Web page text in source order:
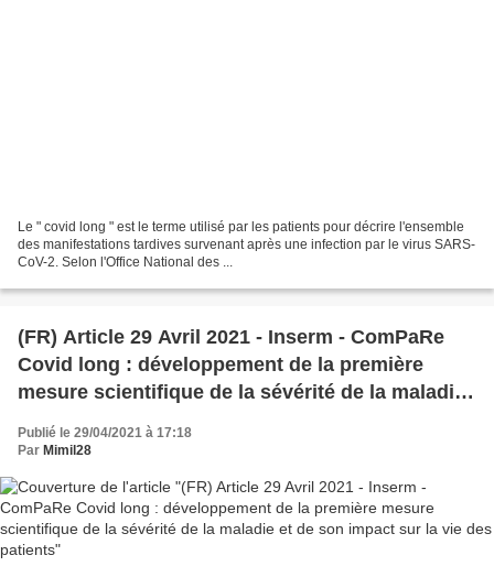
Le " covid long " est le terme utilisé par les patients pour décrire l'ensemble
des manifestations tardives survenant après une infection par le virus SARS-
CoV-2. Selon l'Office National des ...
(FR) Article 29 Avril 2021 - Inserm - ComPaRe
Covid long : développement de la première
mesure scientifique de la sévérité de la maladie
et de son impact sur la vie des patients
Publié le 29/04/2021 à 17:18
Par Mimil28